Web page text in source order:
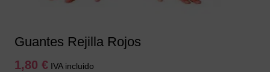
Guantes Rejilla Rojos
1,80 € IVA incluido